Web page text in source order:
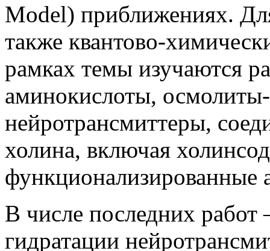
Model) приближениях.
также квантово-
рамках темы изучаются
аминокислоты,
нейротрансмиттеры,
холина, включая
функционализированные
В числе последних работ
гидратации